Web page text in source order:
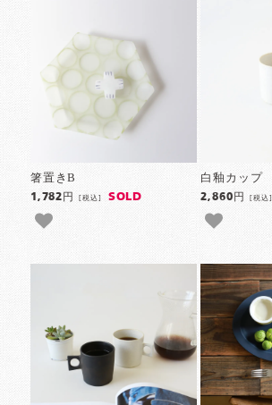
箸置きB
1,782円[税込] SOLD
白釉カップ
2,860円 [税込]